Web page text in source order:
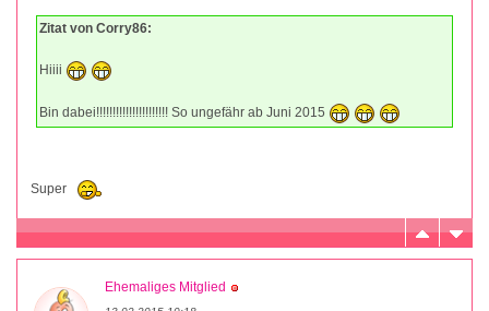
Zitat von Corry86:
Hiiii
Bin dabei!!!!!!!!!!!!!!!!!!!!!! So ungefähr ab Juni 2015
Super
Ehemaliges Mitglied